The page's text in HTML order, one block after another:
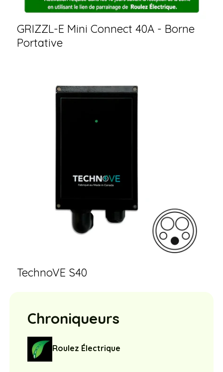
GRIZZL-E Mini Connect 40A - Borne
Portative
TechnoVE S40
Chroniqueurs
Roulez Électrique